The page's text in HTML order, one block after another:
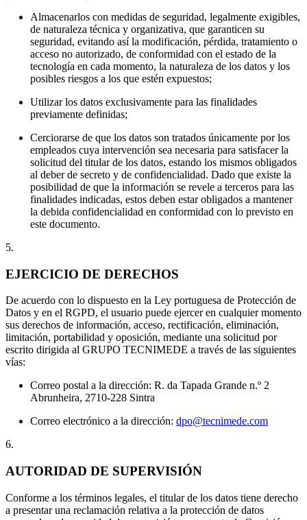
Almacenarlos con medidas de seguridad, legalmente exigibles,
de naturaleza técnica y organizativa, que garanticen su
seguridad, evitando así la modificación, pérdida, tratamiento o
acceso no autorizado, de conformidad con el estado de la
tecnología en cada momento, la naturaleza de los datos y los
posibles riesgos a los que estén expuestos;
Utilizar los datos exclusivamente para las finalidades
previamente definidas;
Cerciorarse de que los datos son tratados únicamente por los
empleados cuya intervención sea necesaria para satisfacer la
solicitud del titular de los datos, estando los mismos obligados
al deber de secreto y de confidencialidad. Dado que existe la
posibilidad de que la información se revele a terceros para las
finalidades indicadas, estos deben estar obligados a mantener
la debida confidencialidad en conformidad con lo previsto en
este documento.
5.
EJERCICIO DE DERECHOS
De acuerdo con lo dispuesto en la Ley portuguesa de Protección de
Datos y en el RGPD, el usuario puede ejercer en cualquier momento
sus derechos de información, acceso, rectificación, eliminación,
limitación, portabilidad y oposición, mediante una solicitud por
escrito dirigida al GRUPO TECNIMEDE a través de las siguientes
vías:
Correo postal a la dirección: R. da Tapada Grande n.º 2
Abrunheira, 2710-228 Sintra
Correo electrónico a la dirección: dpo@tecnimede.com
6.
AUTORIDAD DE SUPERVISIÓN
Conforme a los términos legales, el titular de los datos tiene derecho
a presentar una reclamación relativa a la protección de datos